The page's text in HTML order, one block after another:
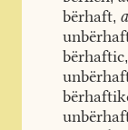
bërhaft,
bërhaftic,